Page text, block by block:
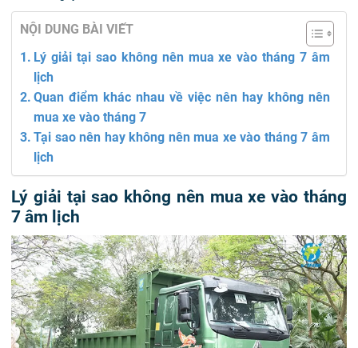
NỘI DUNG BÀI VIẾT
Lý giải tại sao không nên mua xe vào tháng 7 âm
lịch
Quan điểm khác nhau về việc nên hay không nên
mua xe vào tháng 7
Tại sao nên hay không nên mua xe vào tháng 7 âm
lịch
Lý giải tại sao không nên mua xe vào tháng
7 âm lịch